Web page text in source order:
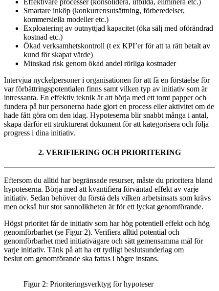
Effektivare processer (konsolidera, utbilda, eliminera etc.)
Smartare inköp (konkurrensutsättning, förberedelser,
kommersiella modeller etc.)
Exploatering av outnyttjad kapacitet (öka sälj med oförändrad
kostnad etc.)
Ökad verksamhetskontroll (t ex KPI’er för att ta rätt betalt av
kund för skapat värde)
Minskad risk genom ökad andel rörliga kostnader
Intervjua nyckelpersoner i organisationen för att få en förståelse för
var förbättringspotentialen finns samt vilken typ av initiativ som är
intressanta. En effektiv teknik är att börja med ett tomt papper och
fundera på hur personerna hade gjort en process eller aktivitet om de
hade fått göra om den idag. Hypoteserna blir snabbt många i antal,
skapa därför ett strukturerat dokument för att kategorisera och följa
progress i dina initiativ.
2. VERIFIERING OCH PRIORITERING
Eftersom du alltid har begränsade resurser, måste du prioritera bland
hypoteserna. Börja med att kvantifiera förväntad effekt av varje
initiativ. Sedan behöver du förstå dels vilken arbetsinsats som krävs
men också hur stor sannolikheten är för ett lyckat genomförande.
Högst prioritet får de initiativ som har hög potentiell effekt och hög
genomförbarhet (se Figur 2). Verifiera alltid potential och
genomförbarhet med initiativägare och sätt gemensamma mål för
varje initiativ. Tänk på att ha ett tydligt beslutsunderlag om
beslut om genomförande ska fattas i högre instans.
Figur 2: Prioriteringsverktyg för hypoteser